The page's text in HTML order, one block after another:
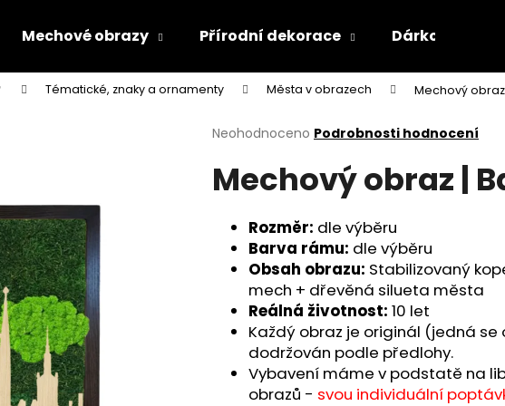
Mechové obrazy Přírodní dekorace Dárkové
Tématické, znaky a ornamenty Města v obrazech Mechový
Průměrné
produktu
je
hvězdiček.
Neohodnoceno Podrobnosti hodnocení
Mechový obraz |
Rozměr: dle výběru
Barva rámu: dle výběru
Obsah obrazu: Stabilizovaný
mech + dřevěná silueta města
Reálná životnost: 10 let
Každý obraz je originál (jedná
dodržován podle předlohy.
Vybavení máme v podstatě na
obrazů - svou individuální
Co potřebujete najít?
HLEDAT
Doporučujeme